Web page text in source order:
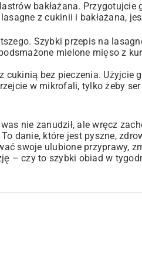
bakłażana.
z cukinii i bakłażana,
Szybki przepis na
mielone mięso z
bez pieczenia. Użyjcie
w mikrofali, tylko żeby
nie zanudził, ale wręcz
danie, które jest pyszne,
swoje ulubione przyprawy,
– czy to szybki obiad w